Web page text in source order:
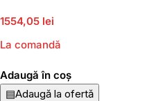
1554,05 lei
La comandă
Adaugă în coș
▤Adaugă la ofertă